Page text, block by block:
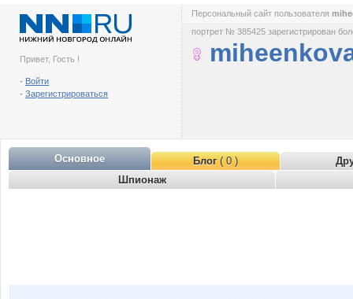
Привет, Гость !
- Войти
- Зарегистрироваться
Персональный сайт пользователя
портрет № 385425 зарегистрирован
Основное Блог( 0 )
Шпионаж